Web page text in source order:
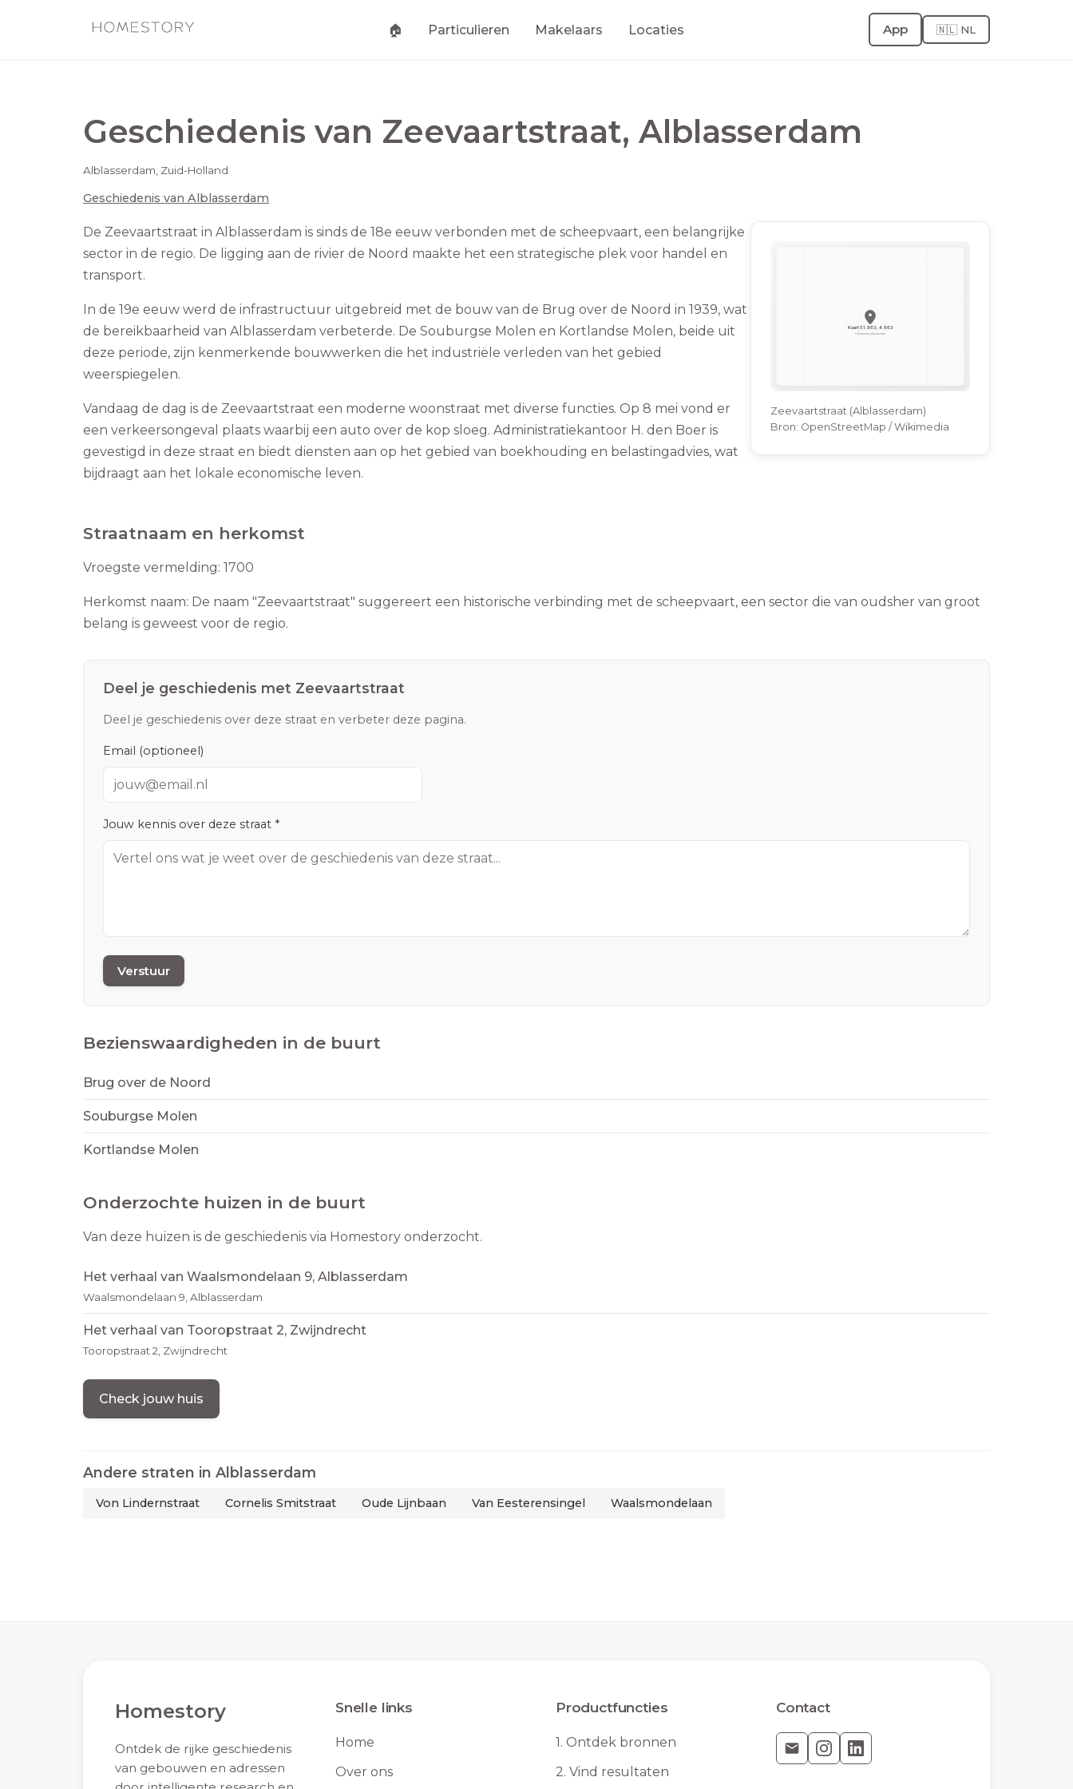
🏠 Particulieren Makelaars Locaties App 🇳🇱 NL
Geschiedenis van Zeevaartstraat, Alblasserdam
Alblasserdam, Zuid-Holland
Geschiedenis van Alblasserdam
De Zeevaartstraat in Alblasserdam is sinds de 18e eeuw verbonden met de scheepvaart, een belangrijke
sector in de regio. De ligging aan de rivier de Noord maakte het een strategische plek voor handel en
transport.
In de 19e eeuw werd de infrastructuur uitgebreid met de bouw van de Brug over de Noord in 1939, wat
de bereikbaarheid van Alblasserdam verbeterde. De Souburgse Molen en Kortlandse Molen, beide uit
deze periode, zijn kenmerkende bouwwerken die het industriële verleden van het gebied
weerspiegelen.
Vandaag de dag is de Zeevaartstraat een moderne woonstraat met diverse functies. Op 8 mei vond er
een verkeersongeval plaats waarbij een auto over de kop sloeg. Administratiekantoor H. den Boer is
gevestigd in deze straat en biedt diensten aan op het gebied van boekhouding en belastingadvies, wat
bijdraagt aan het lokale economische leven.
Zeevaartstraat (Alblasserdam)
Bron: OpenStreetMap / Wikimedia
Straatnaam en herkomst
Vroegste vermelding: 1700
Herkomst naam: De naam "Zeevaartstraat" suggereert een historische verbinding met de scheepvaart, een sector die van oudsher van groot
belang is geweest voor de regio.
Deel je geschiedenis met Zeevaartstraat
Deel je geschiedenis over deze straat en verbeter deze pagina.
Email (optioneel)
Jouw kennis over deze straat *
Verstuur
Bezienswaardigheden in de buurt
Brug over de Noord
Souburgse Molen
Kortlandse Molen
Onderzochte huizen in de buurt
Van deze huizen is de geschiedenis via Homestory onderzocht.
Het verhaal van Waalsmondelaan 9, Alblasserdam
Waalsmondelaan 9, Alblasserdam
Het verhaal van Tooropstraat 2, Zwijndrecht
Tooropstraat 2, Zwijndrecht
Check jouw huis
Andere straten in Alblasserdam
Von Lindernstraat Cornelis Smitstraat Oude Lijnbaan Van Eesterensingel Waalsmondelaan
Homestory
Ontdek de rijke geschiedenis
van gebouwen en adressen
Snelle links
Home
Over ons
Productfuncties
1. Ontdek bronnen
2. Vind resultaten
Contact